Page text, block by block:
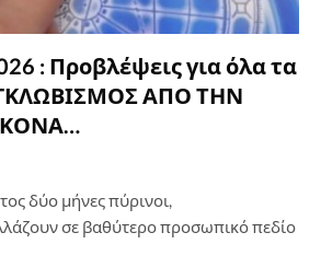
: Προβλέψεις για όλα τα
ΑΠΟ ΤΗΝ
δύο μήνες πύρινοι,
σε βαθύτερο προσωπικό πεδίο